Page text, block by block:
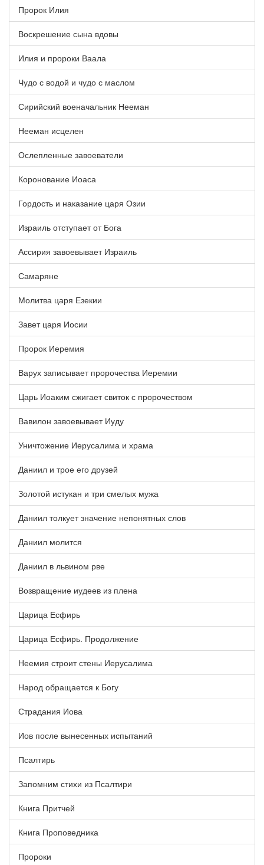
Пророк Илия
Воскрешение сына вдовы
Илия и пророки Ваала
Чудо с водой и чудо с маслом
Сирийский военачальник Нееман
Нееман исцелен
Ослепленные завоеватели
Коронование Иоаса
Гордость и наказание царя Озии
Израиль отступает от Бога
Ассирия завоевывает Израиль
Самаряне
Молитва царя Езекии
Завет царя Иосии
Пророк Иеремия
Варух записывает пророчества Иеремии
Царь Иоаким сжигает свиток с пророчеством
Вавилон завоевывает Иуду
Уничтожение Иерусалима и храма
Даниил и трое его друзей
Золотой истукан и три смелых мужа
Даниил толкует значение непонятных слов
Даниил молится
Даниил в львином рве
Возвращение иудеев из плена
Царица Есфирь
Царица Есфирь. Продолжение
Неемия строит стены Иерусалима
Народ обращается к Богу
Страдания Иова
Иов после вынесенных испытаний
Псалтирь
Запомним стихи из Псалтири
Книга Притчей
Книга Проповедника
Пророки